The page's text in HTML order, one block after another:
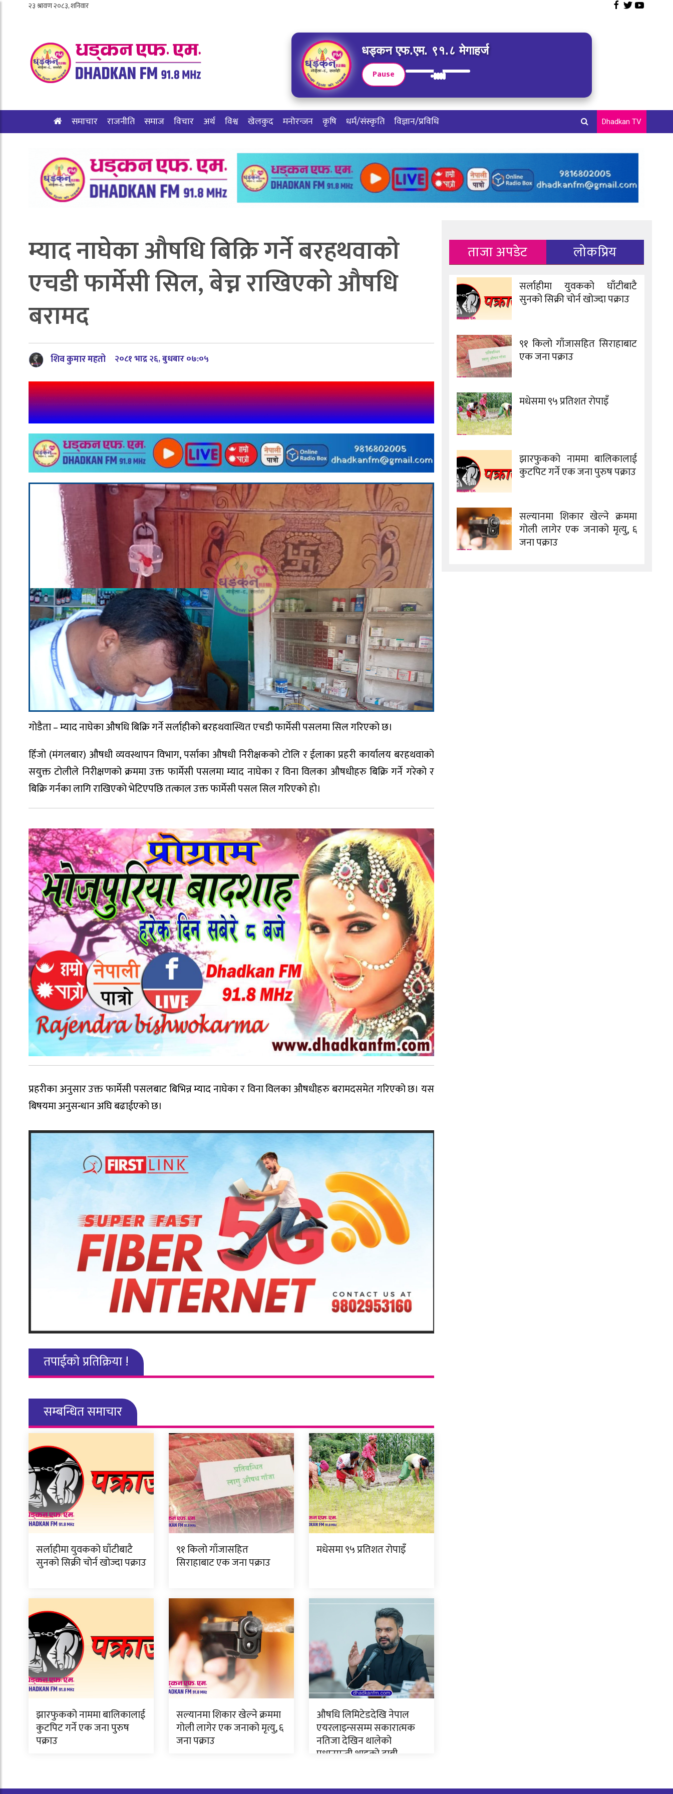
धड्कन एफ.एम. ९१.८ मेगाहर्ज
Pause
समाचार राजनीति समाज विचार अर्थ विश्व खेलकुद मनोरन्जन कृषि धर्म/संस्कृति
विज्ञान/प्रविधि
Dhadkan TV
म्याद नाघेका औषधि बिक्रि गर्ने बरहथवाको
एचडी फार्मेसी सिल, बेच्न राखिएको औषधि
बरामद
शिव कुमार महतो २०८१ भाद्र २६, बुधबार ०७:०५
गोडैता – म्याद नाघेका औषधि बिक्रि गर्ने सर्लाहीको बरहथवास्थित एचडी फार्मेसी पसलमा सिल गरिएको छ।
हिँजो (मंगलबार) औषधी व्यवस्थापन विभाग, पर्साका औषधी निरीक्षकको टोलि र ईलाका प्रहरी कार्यालय बरहथवाको
सयुक्त टोलीले निरीक्षणको क्रममा उक्त फार्मेसी पसलमा म्याद नाघेका र विना विलका औषधीहरु बिक्रि गर्ने गरेको र
बिक्रि गर्नका लागि राखिएको भेटिएपछि तत्काल उक्त फार्मेसी पसल सिल गरिएको हो।
प्रहरीका अनुसार उक्त फार्मेसी पसलबाट बिभिन्न म्याद नाघेका र विना विलका औषधीहरु बरामदसमेत गरिएको छ। यस
बिषयमा अनुसन्धान अघि बढाईएको छ।
तपाईको प्रतिक्रिया !
सम्बन्धित समाचार
सर्लाहीमा युवकको घाँटीबाटै
सुनको सिक्री चोर्न खोज्दा पक्राउ
९१ किलो गाँजासहित
सिराहाबाट एक जना पक्राउ
मधेसमा ९५ प्रतिशत रोपाइँ
झारफुकको नाममा बालिकालाई
कुटपिट गर्ने एक जना पुरुष
पक्राउ
सल्यानमा शिकार खेल्ने क्रममा
गोली लागेर एक जनाको मृत्यु, ६
जना पक्राउ
औषधि लिमिटेडदेखि नेपाल
एयरलाइन्ससम्म सकारात्मक
नतिजा देखिन थालेको
प्रधानमन्त्री शाहको दाबी
ताजा अपडेट लोकप्रिय
सर्लाहीमा युवकको घाँटीबाटै
सुनको सिक्री चोर्न खोज्दा पक्राउ
९१ किलो गाँजासहित सिराहाबाट
एक जना पक्राउ
मधेसमा ९५ प्रतिशत रोपाइँ
झारफुकको नाममा बालिकालाई
कुटपिट गर्ने एक जना पुरुष पक्राउ
सल्यानमा शिकार खेल्ने क्रममा
गोली लागेर एक जनाको मृत्यु, ६
जना पक्राउ